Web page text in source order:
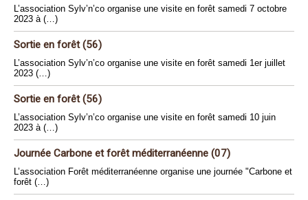
L’association Sylv’n’co organise une visite en forêt samedi 7 octobre
2023 à (…)
Sortie en forêt (56)
L’association Sylv’n’co organise une visite en forêt samedi 1er juillet
2023 (…)
Sortie en forêt (56)
L’association Sylv’n’co organise une visite en forêt samedi 10 juin
2023 à (…)
Journée Carbone et forêt méditerranéenne (07)
L’association Forêt méditerranéenne organise une journée "Carbone et
forêt (…)